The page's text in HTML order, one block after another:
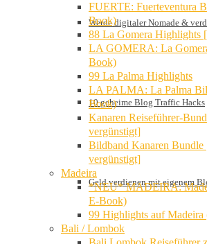
Werde digitaler Nomade &
10 geheime Blog Traffic Hacks
Geld verdienen mit eigenem
FUERTE: Fuerteventura
Book)
88 La Gomera Highlights
LA GOMERA: La
Book)
99 La Palma Highlights
LA PALMA: La Palma
Book)
Kanaren Reiseführer-
vergünstigt]
Bildband Kanaren Bundle
vergünstigt]
Madeira
*NEU* MADEIRA:
E-Book)
99 Highlights auf
Bali / Lombok